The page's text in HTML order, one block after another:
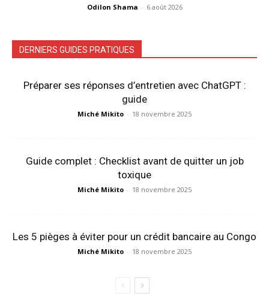
Odilon Shama - 6 août 2026
DERNIERS GUIDES PRATIQUES
Préparer ses réponses d’entretien avec ChatGPT :
guide
Miché Mikito - 18 novembre 2025
Guide complet : Checklist avant de quitter un job
toxique
Miché Mikito - 18 novembre 2025
Les 5 pièges à éviter pour un crédit bancaire au Congo
Miché Mikito - 18 novembre 2025